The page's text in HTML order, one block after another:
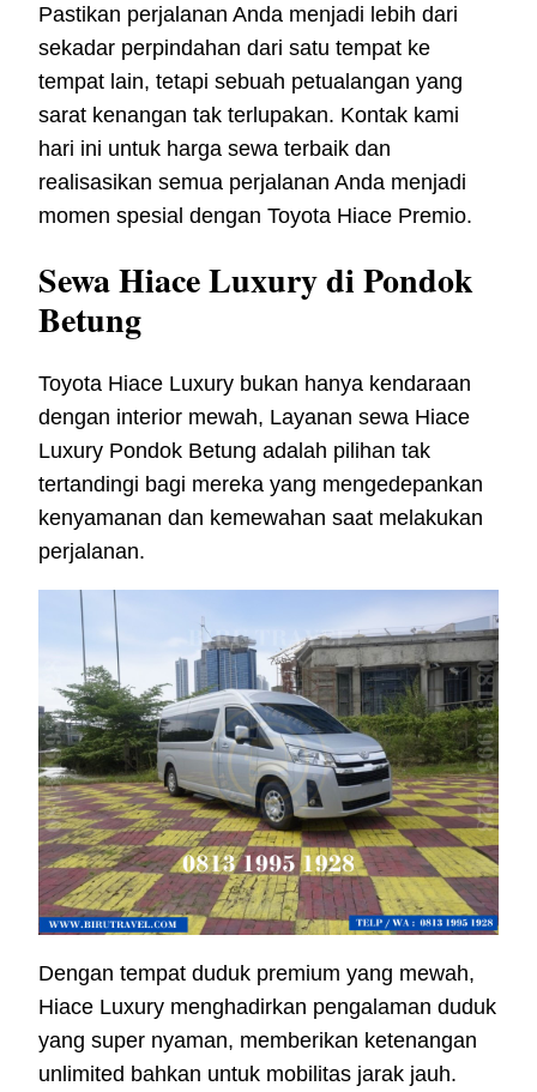
Pastikan perjalanan Anda menjadi lebih dari
sekadar perpindahan dari satu tempat ke
tempat lain, tetapi sebuah petualangan yang
sarat kenangan tak terlupakan. Kontak kami
hari ini untuk harga sewa terbaik dan
realisasikan semua perjalanan Anda menjadi
momen spesial dengan Toyota Hiace Premio.
Sewa Hiace Luxury di Pondok
Betung
Toyota Hiace Luxury bukan hanya kendaraan
dengan interior mewah, Layanan sewa Hiace
Luxury Pondok Betung adalah pilihan tak
tertandingi bagi mereka yang mengedepankan
kenyamanan dan kemewahan saat melakukan
perjalanan.
Dengan tempat duduk premium yang mewah,
Hiace Luxury menghadirkan pengalaman duduk
yang super nyaman, memberikan ketenangan
unlimited bahkan untuk mobilitas jarak jauh.